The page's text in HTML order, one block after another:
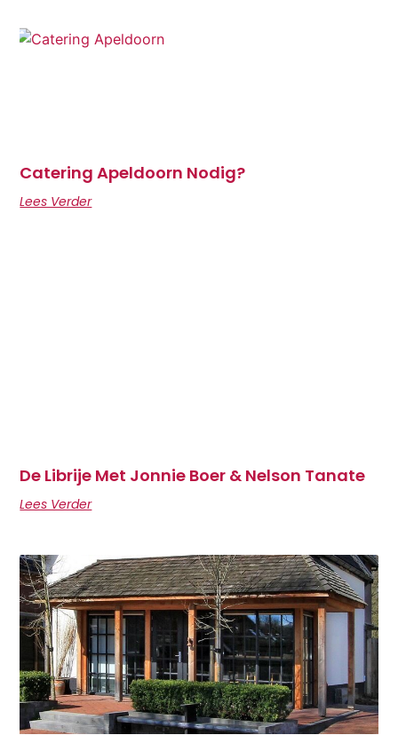
Catering Apeldoorn Nodig?
Lees Verder
De Librije Met Jonnie Boer & Nelson Tanate
Lees Verder